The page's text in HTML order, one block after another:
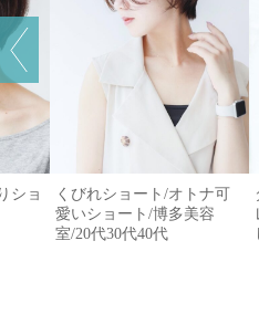
ショ
くびれショート/オトナ可
愛いショート/博多美容
室/20代30代40代